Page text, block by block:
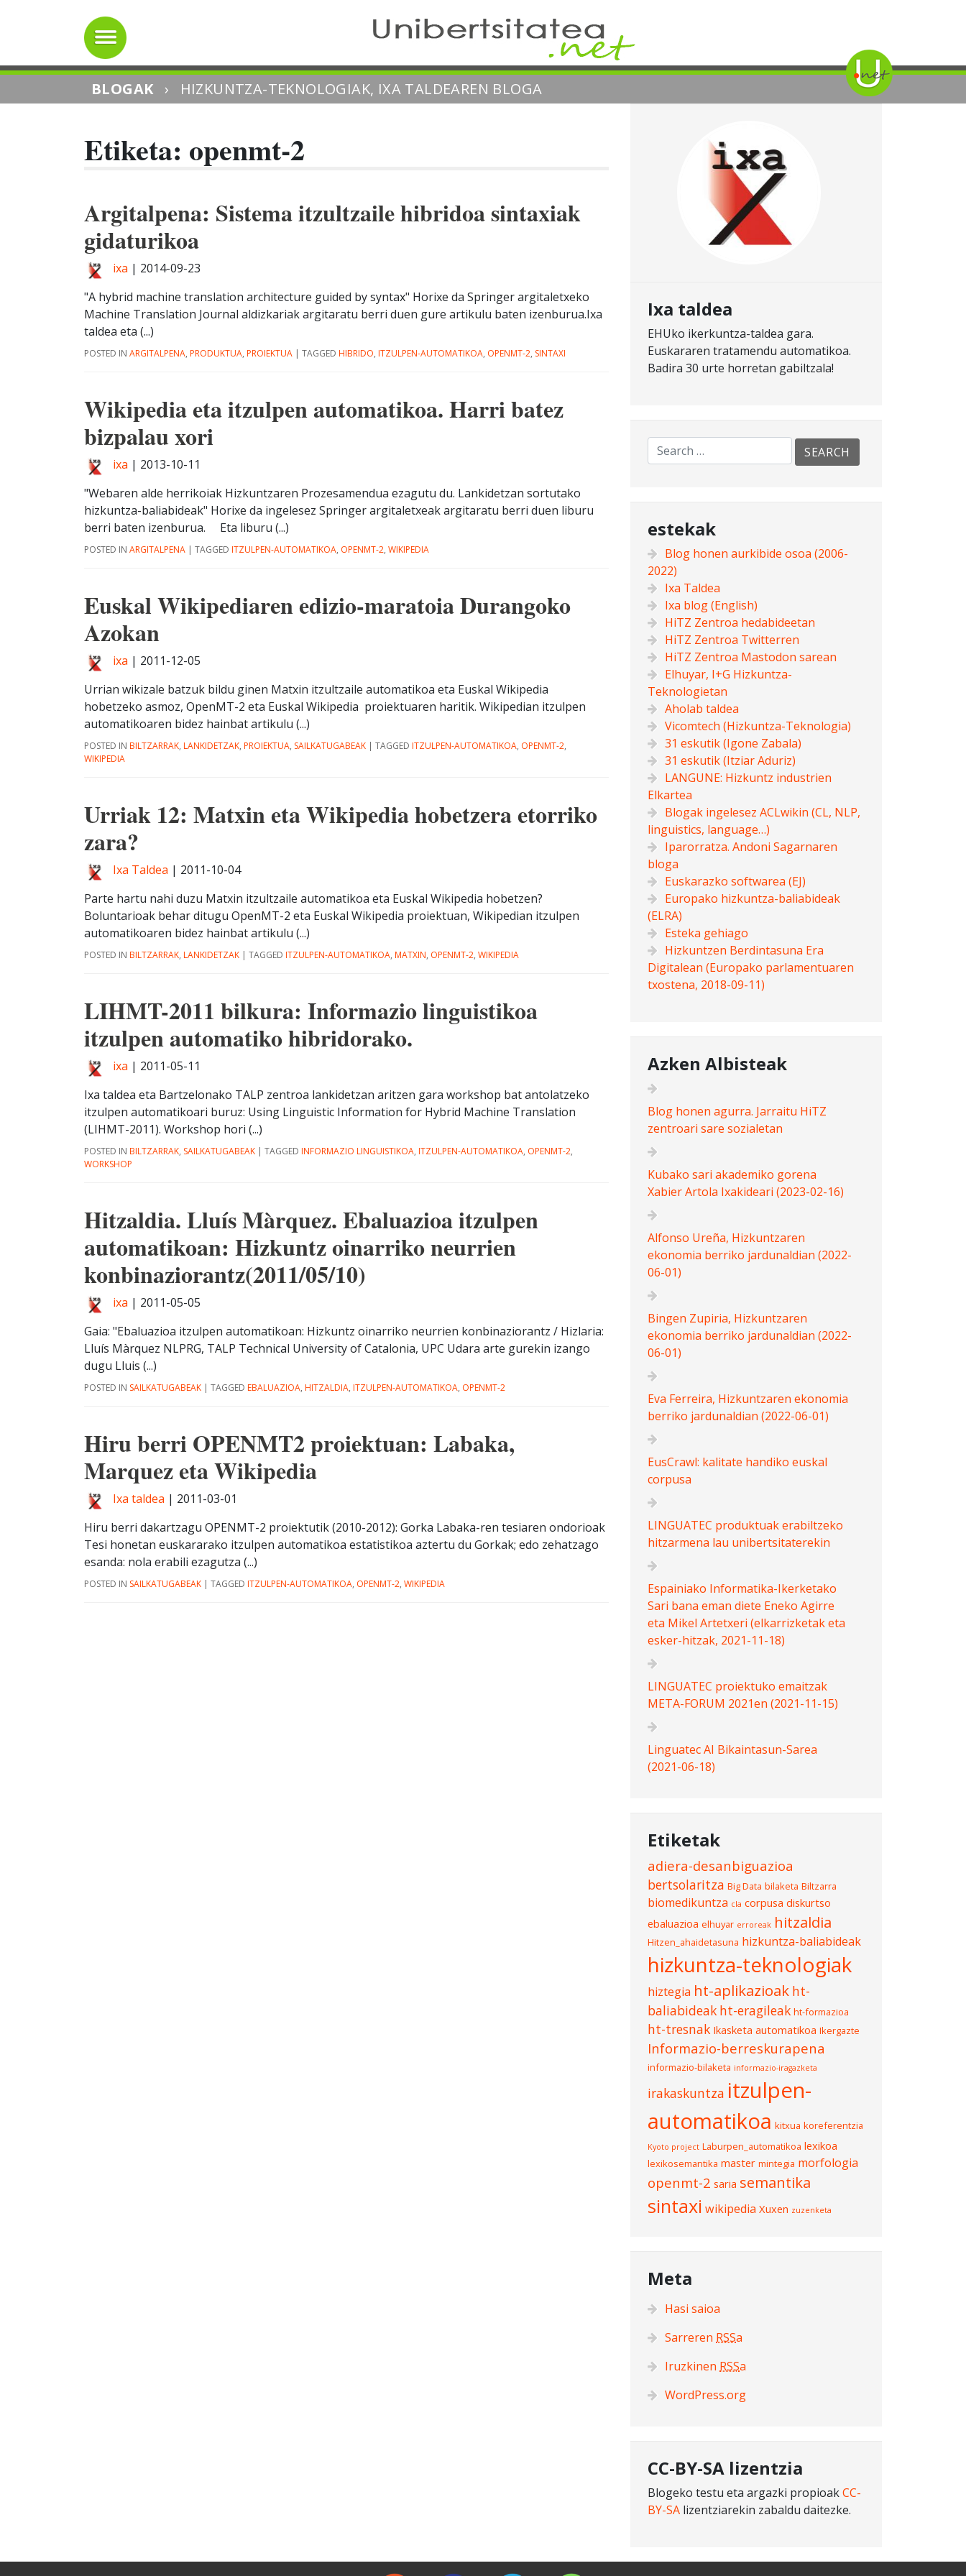
BLOGAK › HIZKUNTZA-TEKNOLOGIAK, IXA TALDEAREN BLOGA
Etiketa: openmt-2
Argitalpena: Sistema itzultzaile hibridoa sintaxiak
gidaturikoa
ixa | 2014-09-23
"A hybrid machine translation architecture guided by syntax" Horixe da Springer argitaletxeko
Machine Translation Journal aldizkariak argitaratu berri duen gure artikulu baten izenburua.Ixa
taldea eta (...)
POSTED IN ARGITALPENA, PRODUKTUA, PROIEKTUA | TAGGED HIBRIDO, ITZULPEN-AUTOMATIKOA, OPENMT-2, SINTAXI
Wikipedia eta itzulpen automatikoa. Harri batez
bizpalau xori
ixa | 2013-10-11
"Webaren alde herrikoiak Hizkuntzaren Prozesamendua ezagutu du. Lankidetzan sortutako
hizkuntza-baliabideak" Horixe da ingelesez Springer argitaletxeak argitaratu berri duen liburu
berri baten izenburua. Eta liburu (...)
POSTED IN ARGITALPENA | TAGGED ITZULPEN-AUTOMATIKOA, OPENMT-2, WIKIPEDIA
Euskal Wikipediaren edizio-maratoia Durangoko
Azokan
ixa | 2011-12-05
Urrian wikizale batzuk bildu ginen Matxin itzultzaile automatikoa eta Euskal Wikipedia
hobetzeko asmoz, OpenMT-2 eta Euskal Wikipedia proiektuaren haritik. Wikipedian itzulpen
automatikoaren bidez hainbat artikulu (...)
POSTED IN BILTZARRAK, LANKIDETZAK, PROIEKTUA, SAILKATUGABEAK | TAGGED ITZULPEN-AUTOMATIKOA, OPENMT-2,
WIKIPEDIA
Urriak 12: Matxin eta Wikipedia hobetzera etorriko
zara?
Ixa Taldea | 2011-10-04
Parte hartu nahi duzu Matxin itzultzaile automatikoa eta Euskal Wikipedia hobetzen?
Boluntarioak behar ditugu OpenMT-2 eta Euskal Wikipedia proiektuan, Wikipedian itzulpen
automatikoaren bidez hainbat artikulu (...)
POSTED IN BILTZARRAK, LANKIDETZAK | TAGGED ITZULPEN-AUTOMATIKOA, MATXIN, OPENMT-2, WIKIPEDIA
LIHMT-2011 bilkura: Informazio linguistikoa
itzulpen automatiko hibridorako.
ixa | 2011-05-11
Ixa taldea eta Bartzelonako TALP zentroa lankidetzan aritzen gara workshop bat antolatzeko
itzulpen automatikoari buruz: Using Linguistic Information for Hybrid Machine Translation
(LIHMT-2011). Workshop hori (...)
POSTED IN BILTZARRAK, SAILKATUGABEAK | TAGGED INFORMAZIO LINGUISTIKOA, ITZULPEN-AUTOMATIKOA, OPENMT-2,
WORKSHOP
Hitzaldia. Lluís Màrquez. Ebaluazioa itzulpen
automatikoan: Hizkuntz oinarriko neurrien
konbinaziorantz(2011/05/10)
ixa | 2011-05-05
Gaia: "Ebaluazioa itzulpen automatikoan: Hizkuntz oinarriko neurrien konbinaziorantz / Hizlaria:
Lluís Màrquez NLPRG, TALP Technical University of Catalonia, UPC Udara arte gurekin izango
dugu Lluis (...)
POSTED IN SAILKATUGABEAK | TAGGED EBALUAZIOA, HITZALDIA, ITZULPEN-AUTOMATIKOA, OPENMT-2
Hiru berri OPENMT2 proiektuan: Labaka,
Marquez eta Wikipedia
Ixa taldea | 2011-03-01
Hiru berri dakartzagu OPENMT-2 proiektutik (2010-2012): Gorka Labaka-ren tesiaren ondorioak
Tesi honetan euskararako itzulpen automatikoa estatistikoa aztertu du Gorkak; edo zehatzago
esanda: nola erabili ezagutza (...)
POSTED IN SAILKATUGABEAK | TAGGED ITZULPEN-AUTOMATIKOA, OPENMT-2, WIKIPEDIA
Ixa taldea
EHUko ikerkuntza-taldea gara.
Euskararen tratamendu automatikoa.
Badira 30 urte horretan gabiltzala!
estekak
Blog honen aurkibide osoa (2006-
2022)
Ixa Taldea
Ixa blog (English)
HiTZ Zentroa hedabideetan
HiTZ Zentroa Twitterren
HiTZ Zentroa Mastodon sarean
Elhuyar, I+G Hizkuntza-
Teknologietan
Aholab taldea
Vicomtech (Hizkuntza-Teknologia)
31 eskutik (Igone Zabala)
31 eskutik (Itziar Aduriz)
LANGUNE: Hizkuntz industrien
Elkartea
Blogak ingelesez ACLwikin (CL, NLP,
linguistics, language…)
Iparorratza. Andoni Sagarnaren
bloga
Euskarazko softwarea (EJ)
Europako hizkuntza-baliabideak
(ELRA)
Esteka gehiago
Hizkuntzen Berdintasuna Era
Digitalean (Europako parlamentuaren
txostena, 2018-09-11)
Azken Albisteak
Blog honen agurra. Jarraitu HiTZ
zentroari sare sozialetan
Kubako sari akademiko gorena
Xabier Artola Ixakideari (2023-02-16)
Alfonso Ureña, Hizkuntzaren
ekonomia berriko jardunaldian (2022-
06-01)
Bingen Zupiria, Hizkuntzaren
ekonomia berriko jardunaldian (2022-
06-01)
Eva Ferreira, Hizkuntzaren ekonomia
berriko jardunaldian (2022-06-01)
EusCrawl: kalitate handiko euskal
corpusa
LINGUATEC produktuak erabiltzeko
hitzarmena lau unibertsitaterekin
Espainiako Informatika-Ikerketako
Sari bana eman diete Eneko Agirre
eta Mikel Artetxeri (elkarrizketak eta
esker-hitzak, 2021-11-18)
LINGUATEC proiektuko emaitzak
META-FORUM 2021en (2021-11-15)
Linguatec AI Bikaintasun-Sarea
(2021-06-18)
Etiketak
adiera-desanbiguazioa
bertsolaritza Big Data bilaketa Biltzarra
biomedikuntza cla corpusa diskurtso
ebaluazioa elhuyar erroreak hitzaldia
Hitzen_ahaidetasuna hizkuntza-baliabideak
hizkuntza-teknologiak
hiztegia ht-aplikazioak ht-
baliabideak ht-eragileak ht-formazioa
ht-tresnak Ikasketa automatikoa Ikergazte
Informazio-berreskurapena
informazio-bilaketa informazio-iragazketa
irakaskuntza itzulpen-
automatikoa kitxua koreferentzia
Kyoto project Laburpen_automatikoa lexikoa
lexikosemantika master mintegia morfologia
openmt-2 saria semantika
sintaxi wikipedia Xuxen zuzenketa
Meta
Hasi saioa
Sarreren RSSa
Iruzkinen RSSa
WordPress.org
CC-BY-SA lizentzia
Blogeko testu eta argazki propioakCC-
BY-SA lizentziarekin zabaldu daitezke.